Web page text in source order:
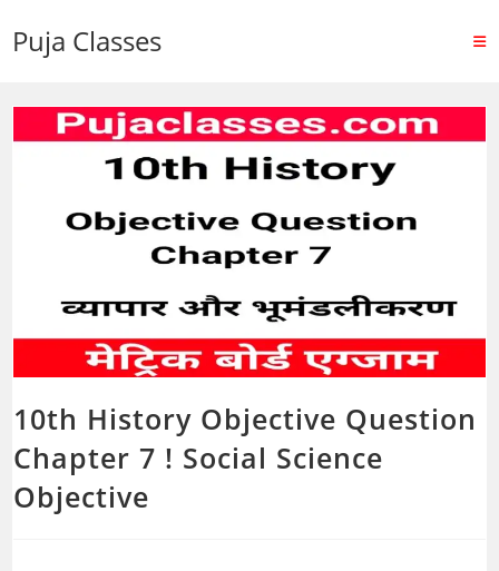
Puja Classes
10th History Objective Question
Chapter 7 ! Social Science
Objective